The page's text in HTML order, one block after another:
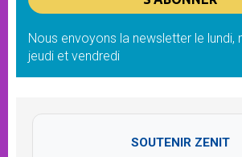
Nous envoyons la newsletter le lundi,
jeudi et vendredi
SOUTENIR ZENIT